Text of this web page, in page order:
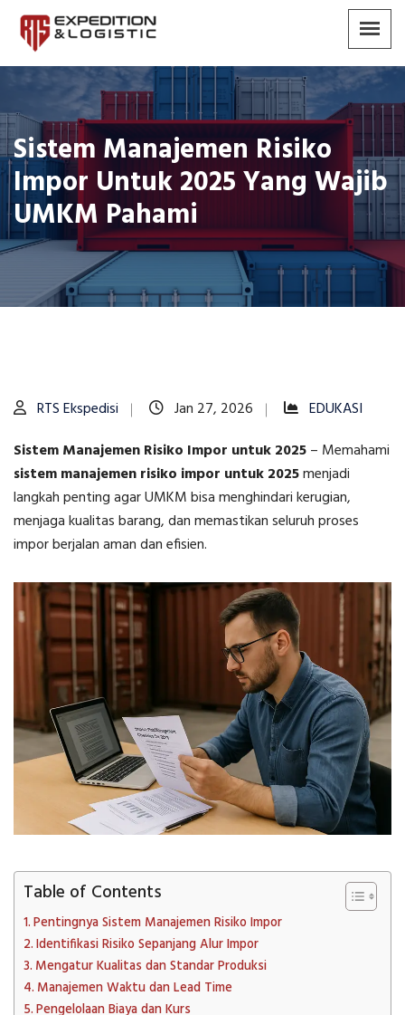
Sistem Manajemen Risiko
Impor Untuk 2025 Yang Wajib
UMKM Pahami
RTS Ekspedisi Jan 27, 2026
EDUKASI
Sistem Manajemen Risiko Impor untuk 2025– Memahami
sistem manajemen risiko impor untuk 2025menjadi
langkah penting agar UMKM bisa menghindari kerugian,
menjaga kualitas barang, dan memastikan seluruh proses
impor berjalan aman dan efisien.
Table of Contents
Pentingnya Sistem Manajemen Risiko Impor
Identifikasi Risiko Sepanjang Alur Impor
Mengatur Kualitas dan Standar Produksi
Manajemen Waktu dan Lead Time
Pengelolaan Biaya dan Kurs